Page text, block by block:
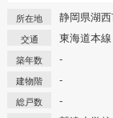
所在地 静岡県湖
交通 東海道本
築年数 -
建物階 -
総戸数 -